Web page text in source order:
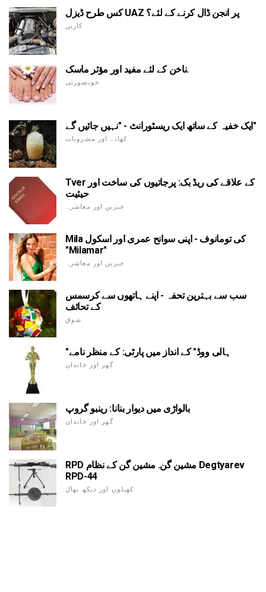
کس طرح ڈیزل UAZ پر انجن ڈال کرنے کے لئے؟
کاریں
ناخن کے لئے مفید اور مؤثر ماسک.
خوبصورتی
ایک خفیہ کے ساتھ ایک ریسٹورانٹ - "نہیں جائیں گے"
کھانے اور مشروبات
Tver کے علاقے کی ریڈ بک: پرجاتیوں کی ساخت اور
حیثیت
خبریں اور معاشرہ
Mila کی تومانوف - اپنی سوانح عمری اور اسکول
"Milamar"
خبریں اور معاشرہ
سب سے بہترین تحفہ - اپنے ہاتھوں سے کرسمس
کے تحائف
شوق
"ہالی ووڈ" کے انداز میں پارٹی: کے منظر نامے
گھر اور خاندان
بالواڑی میں دیوار بنانا: رینبو گروپ
گھر اور خاندان
RPD مشین گن. مشین گن کے نظام Degtyarev
RPD-44
کھیلوں اور دیکھ بھال